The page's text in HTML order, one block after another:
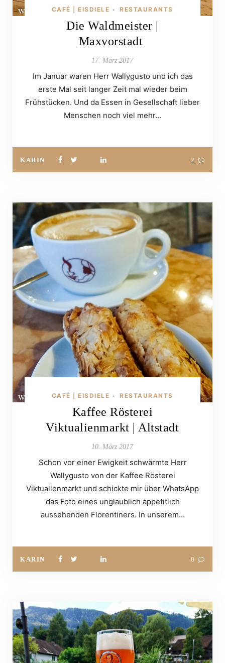
CAFÉ | EISDIELE • RESTAURANTS
Die Waldmeister |
Maxvorstadt
17. März 2017
Im Januar waren Herr Wallygusto und ich das
erste Mal seit langer Zeit mal wieder beim
Frühstücken. Und da Essen in Gesellschaft lieber
Menschen noch viel mehr…
KARIN 2
CAFÉ | EISDIELE • RESTAURANTS
Kaffee Rösterei
Viktualienmarkt | Altstadt
10. März 2017
Schon vor einer Ewigkeit schwärmte Herr
Wallygusto von der Kaffee Rösterei
Viktualienmarkt und schickte mir über WhatsApp
das Foto eines unglaublich appetitlich
aussehenden Florentiners. In unserem…
KARIN 0